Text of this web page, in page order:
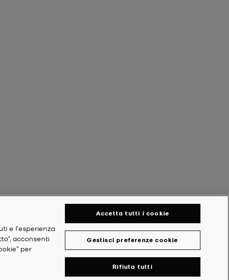
e l'esperienza
acconsenti
per
Gestisci preferenze cookie
Rifiuta tutti
Accetta tutti i cookie